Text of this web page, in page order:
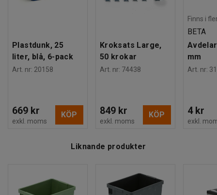
Plastdunk, 25
liter, blå, 6-pack
Art. nr: 20158
669 kr
exkl. moms
KÖP
Kroksats Large,
50 krokar
Art. nr: 74438
849 kr
exkl. moms
KÖP
Finns i
BETA
mm
Art. nr:
4 kr
exkl.
Liknande produkter